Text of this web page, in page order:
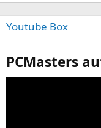
Youtube Box
PCMasters